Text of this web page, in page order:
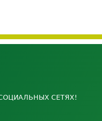
СЕТЯХ!